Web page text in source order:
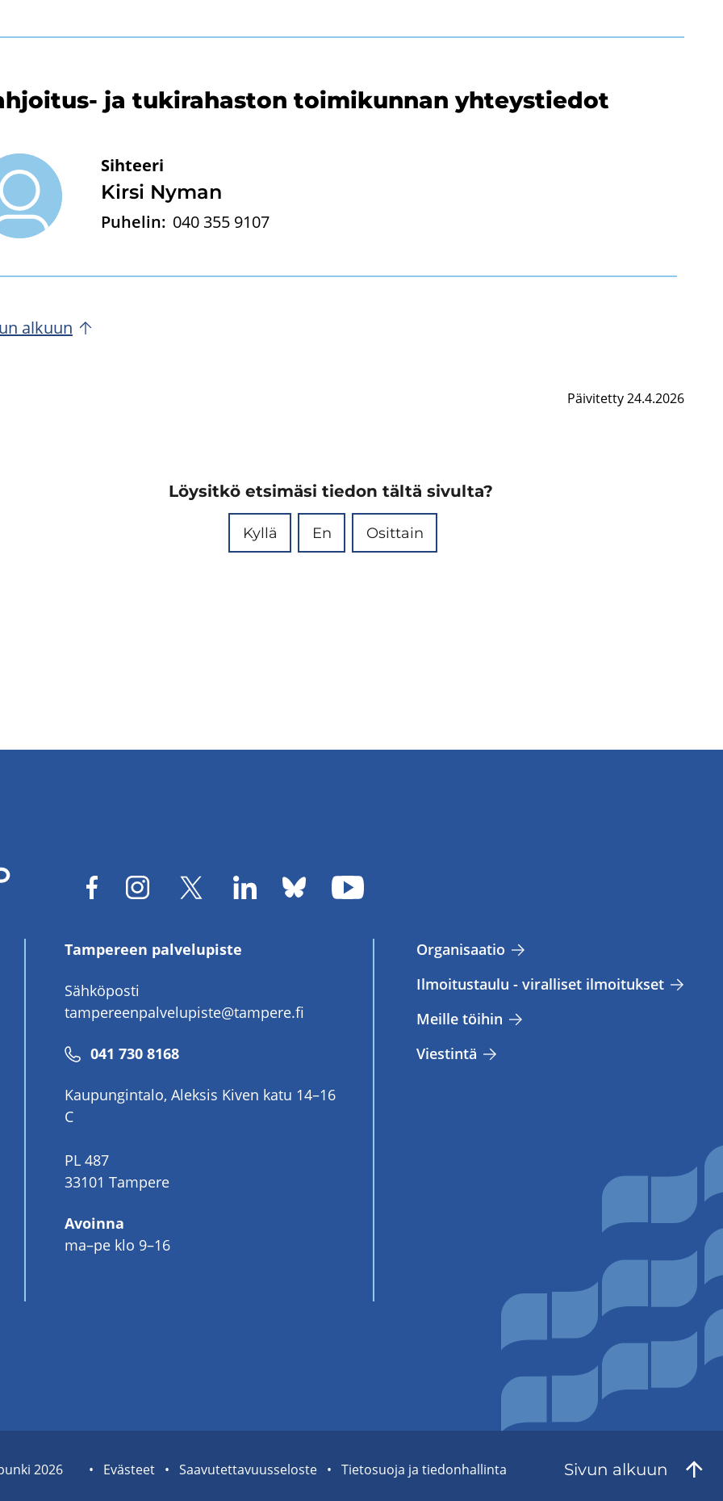
ja tu­ki­ra­has­ton toi­mi­kun­nan yh­teys­tie­dot
Kirsi Nyman
Sihteeri
Puhelin: 040 355 9107
al­kuun
Päivitetty 24.4.2026
Löysitkö etsimäsi tiedon tältä sivulta?
Kyllä En Osittain
Tampereen palvelupiste
Sähköposti
tampereenpalvelupiste@tampere.fi
Puhelinnumero
041 730 8168
Kaupungintalo, Aleksis Kiven katu 14–16
C
PL 487
33101 Tampere
Avoinna
ma–pe klo 9–16
Or­ga­ni­saa­tio
Il­moi­tus­tau­lu - vi­ral­li­set il­moi­tuk­set
Meil­le töi­hin
Vies­tin­tä
2026
Sivuston
Eväs­teet Saa­vu­tet­ta­vuus­se­los­te Tie­to­suo­ja ja tie­don­hal­lin­ta Sivun al­kuun